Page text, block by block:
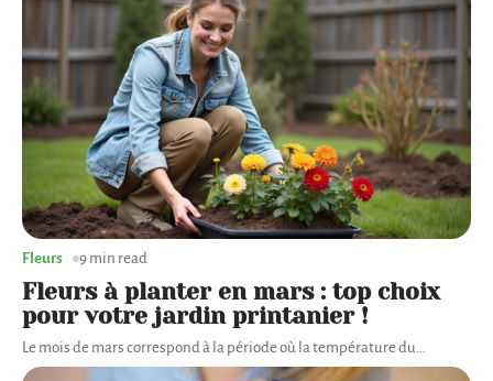
Fleurs à planter en mars : top choix
pour votre jardin printanier !
Le mois de mars correspond à la période où la température du…
Fleurs 9 min read